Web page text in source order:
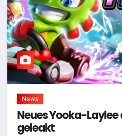
News
Neues Yooka-
geleakt